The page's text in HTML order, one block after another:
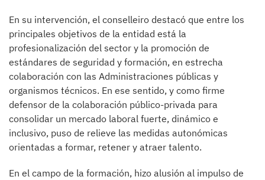
En su intervención, el conselleiro destacó que entre los
principales objetivos de la entidad está la
profesionalización del sector y la promoción de
estándares de seguridad y formación, en estrecha
colaboración con las Administraciones públicas y
organismos técnicos. En ese sentido, y como firme
defensor de la colaboración público-privada para
consolidar un mercado laboral fuerte, dinámico e
inclusivo, puso de relieve las medidas autonómicas
orientadas a formar, retener y atraer talento.
En el campo de la formación, hizo alusión al impulso de